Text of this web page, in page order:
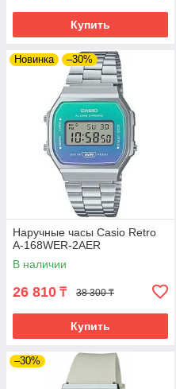
Купить
Новинка –30%
Наручные часы Casio Retro
A-168WER-2AER
В наличии
26 810 ₸ 38 300 ₸
Купить
–30%